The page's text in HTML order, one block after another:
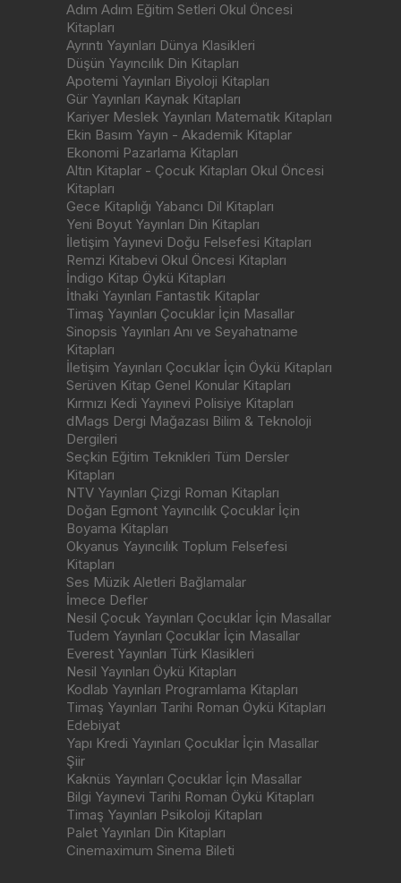
Adım Adım Eğitim Setleri Okul Öncesi
Kitapları
Ayrıntı Yayınları Dünya Klasikleri
Düşün Yayıncılık Din Kitapları
Apotemi Yayınları Biyoloji Kitapları
Gür Yayınları Kaynak Kitapları
Kariyer Meslek Yayınları Matematik Kitapları
Ekin Basım Yayın - Akademik Kitaplar
Ekonomi Pazarlama Kitapları
Altın Kitaplar - Çocuk Kitapları Okul Öncesi
Kitapları
Gece Kitaplığı Yabancı Dil Kitapları
Yeni Boyut Yayınları Din Kitapları
İletişim Yayınevi Doğu Felsefesi Kitapları
Remzi Kitabevi Okul Öncesi Kitapları
İndigo Kitap Öykü Kitapları
İthaki Yayınları Fantastik Kitaplar
Timaş Yayınları Çocuklar İçin Masallar
Sinopsis Yayınları Anı ve Seyahatname
Kitapları
İletişim Yayınları Çocuklar İçin Öykü Kitapları
Serüven Kitap Genel Konular Kitapları
Kırmızı Kedi Yayınevi Polisiye Kitapları
dMags Dergi Mağazası Bilim & Teknoloji
Dergileri
Seçkin Eğitim Teknikleri Tüm Dersler
Kitapları
NTV Yayınları Çizgi Roman Kitapları
Doğan Egmont Yayıncılık Çocuklar İçin
Boyama Kitapları
Okyanus Yayıncılık Toplum Felsefesi
Kitapları
Ses Müzik Aletleri Bağlamalar
İmece Defler
Nesil Çocuk Yayınları Çocuklar İçin Masallar
Tudem Yayınları Çocuklar İçin Masallar
Everest Yayınları Türk Klasikleri
Nesil Yayınları Öykü Kitapları
Kodlab Yayınları Programlama Kitapları
Timaş Yayınları Tarihi Roman Öykü Kitapları
Edebiyat
Yapı Kredi Yayınları Çocuklar İçin Masallar
Şiir
Kaknüs Yayınları Çocuklar İçin Masallar
Bilgi Yayınevi Tarihi Roman Öykü Kitapları
Timaş Yayınları Psikoloji Kitapları
Palet Yayınları Din Kitapları
Cinemaximum Sinema Bileti